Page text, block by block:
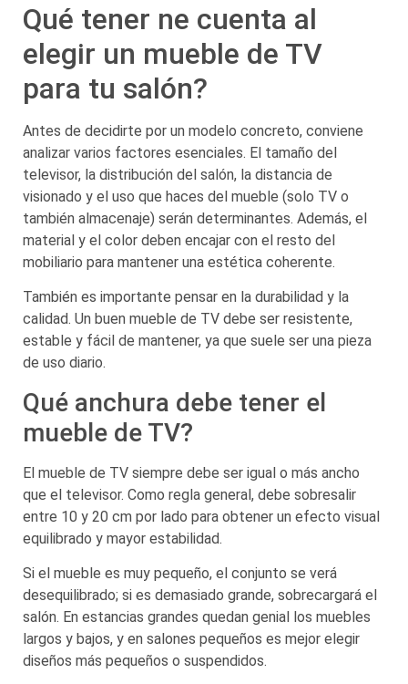
Qué tener ne cuenta al
elegir un mueble de TV
para tu salón?
Antes de decidirte por un modelo concreto, conviene
analizar varios factores esenciales. El tamaño del
televisor, la distribución del salón, la distancia de
visionado y el uso que haces del mueble (solo TV o
también almacenaje) serán determinantes. Además, el
material y el color deben encajar con el resto del
mobiliario para mantener una estética coherente.
También es importante pensar en la durabilidad y la
calidad. Un buen mueble de TV debe ser resistente,
estable y fácil de mantener, ya que suele ser una pieza
de uso diario.
Qué anchura debe tener el
mueble de TV?
El mueble de TV siempre debe ser igual o más ancho
que el televisor. Como regla general, debe sobresalir
entre 10 y 20 cm por lado para obtener un efecto visual
equilibrado y mayor estabilidad.
Si el mueble es muy pequeño, el conjunto se verá
desequilibrado; si es demasiado grande, sobrecargará el
salón. En estancias grandes quedan genial los muebles
largos y bajos, y en salones pequeños es mejor elegir
diseños más pequeños o suspendidos.